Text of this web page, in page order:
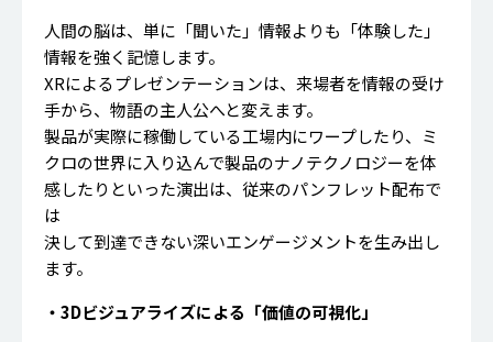
人間の脳は、単に「聞いた」情報よりも「体験した」
情報を強く記憶します。
XRによるプレゼンテーションは、来場者を情報の受け
手から、物語の主人公へと変えます。
製品が実際に稼働している工場内にワープしたり、ミ
クロの世界に入り込んで製品のナノテクノロジーを体
感したりといった演出は、従来のパンフレット配布で
は
決して到達できない深いエンゲージメントを生み出し
ます。
・3Dビジュアライズによる「価値の可視化」